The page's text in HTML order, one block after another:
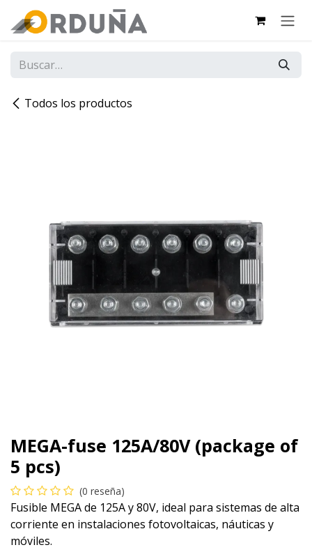
Todos los productos
MEGA-fuse 125A/80V (package of
5 pcs)
(0 reseña)
Fusible MEGA de 125A y 80V, ideal para sistemas de alta
corriente en instalaciones fotovoltaicas, náuticas y
móviles.